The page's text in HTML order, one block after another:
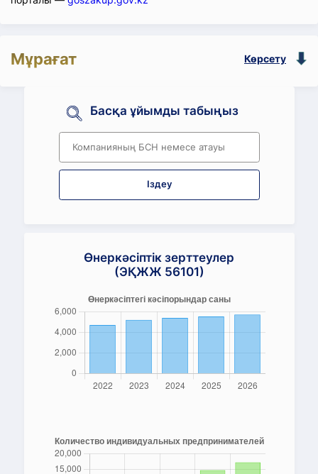
Мұрағат Көрсету
Басқа ұйымды табыңыз
Іздеу
Өнеркәсіптік зерттеулер
(ЭҚЖЖ 56101)